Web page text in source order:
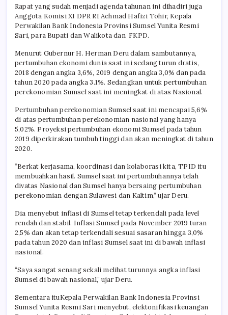
Rapat yang sudah menjadi agenda tahunan ini dihadiri juga
Anggota Komisi XI DPR RI Achmad Hafizi Tohir, Kepala
Perwakilan Bank Indonesia Provinsi Sumsel Yunita Resmi
Sari, para Bupati dan Walikota dan FKPD.
Menurut Gubernur H. Herman Deru dalam sambutannya,
pertumbuhan ekonomi dunia saat ini sedang turun dratis,
2018 dengan angka 3,6%, 2019 dengan angka 3,0% dan pada
tahun 2020 pada angka 3.1%. Sedangkan untuk pertumbuhan
perekonomian Sumsel saat ini meningkat di atas Nasional.
Pertumbuhan perekonomian Sumsel saat ini mencapai 5,6%
di atas pertumbuhan perekonomian nasional yang hanya
5,02%. Proyeksi pertumbuhan ekonomi Sumsel pada tahun
2019 diperkirakan tumbuh tinggi dan akan meningkat di tahun
2020.
“Berkat kerjasama, koordinasi dan kolaborasi kita, TPID itu
membuahkan hasil. Sumsel saat ini pertumbuhannya telah
divatas Nasional dan Sumsel hanya bersaing pertumbuhan
perekonomian dengan Sulawesi dan Kaltim,” ujar Deru.
Dia menyebut inflasi di Sumsel tetap terkendali pada level
rendah dan stabil. Inflasi Sumsel pada November 2019 turan
2,5% dan akan tetap terkendali sesuai sasaran hingga 3,0%
pada tahun 2020 dan inflasi Sumsel saat ini di bawah inflasi
nasional.
“Saya sangat senang sekali melihat turunnya angka inflasi
Sumsel di bawah nasional,” ujar Deru.
Sementara ituKepala Perwakilan Bank Indonesia Provinsi
Sumsel Yunita Resmi Sari menyebut, elektonifikasi keuangan